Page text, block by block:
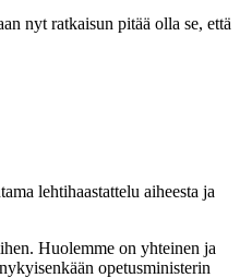
nyt ratkaisun pitää olla se, että
lehtihaastattelu aiheesta ja
Huolemme on yhteinen ja
opetusministerin